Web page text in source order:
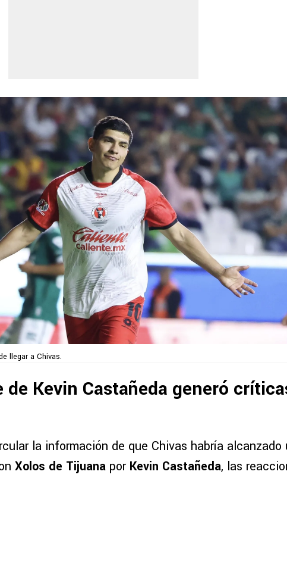
llegar a Chivas.
Kevin Castañeda generó
la información de que Chivas habría alcanzado
Xolos de Tijuana porKevin Castañeda, las